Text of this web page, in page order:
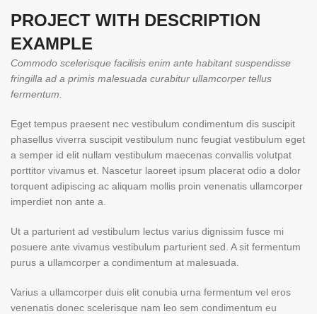
PROJECT WITH DESCRIPTION
EXAMPLE
Commodo scelerisque facilisis enim ante habitant suspendisse
fringilla ad a primis malesuada curabitur ullamcorper tellus
fermentum.
Eget tempus praesent nec vestibulum condimentum dis suscipit
phasellus viverra suscipit vestibulum nunc feugiat vestibulum eget
a semper id elit nullam vestibulum maecenas convallis volutpat
porttitor vivamus et. Nascetur laoreet ipsum placerat odio a dolor
torquent adipiscing ac aliquam mollis proin venenatis ullamcorper
imperdiet non ante a.
Ut a parturient ad vestibulum lectus varius dignissim fusce mi
posuere ante vivamus vestibulum parturient sed. A sit fermentum
purus a ullamcorper a condimentum at malesuada.
Varius a ullamcorper duis elit conubia urna fermentum vel eros
venenatis donec scelerisque nam leo sem condimentum eu